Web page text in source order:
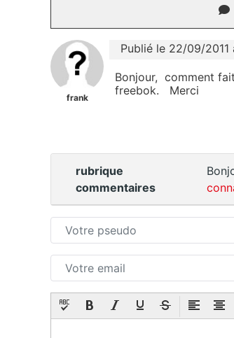
frank
Publié le 22/09/2011
Bonjour, comment
freebok. Merci
rubrique
commentaires